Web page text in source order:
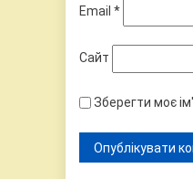
Email *
Сайт
Зберегти моє